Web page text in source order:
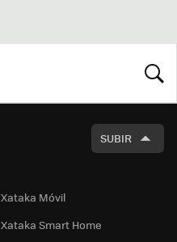
SUBIR
Xataka Móvil
Xataka Smart Home